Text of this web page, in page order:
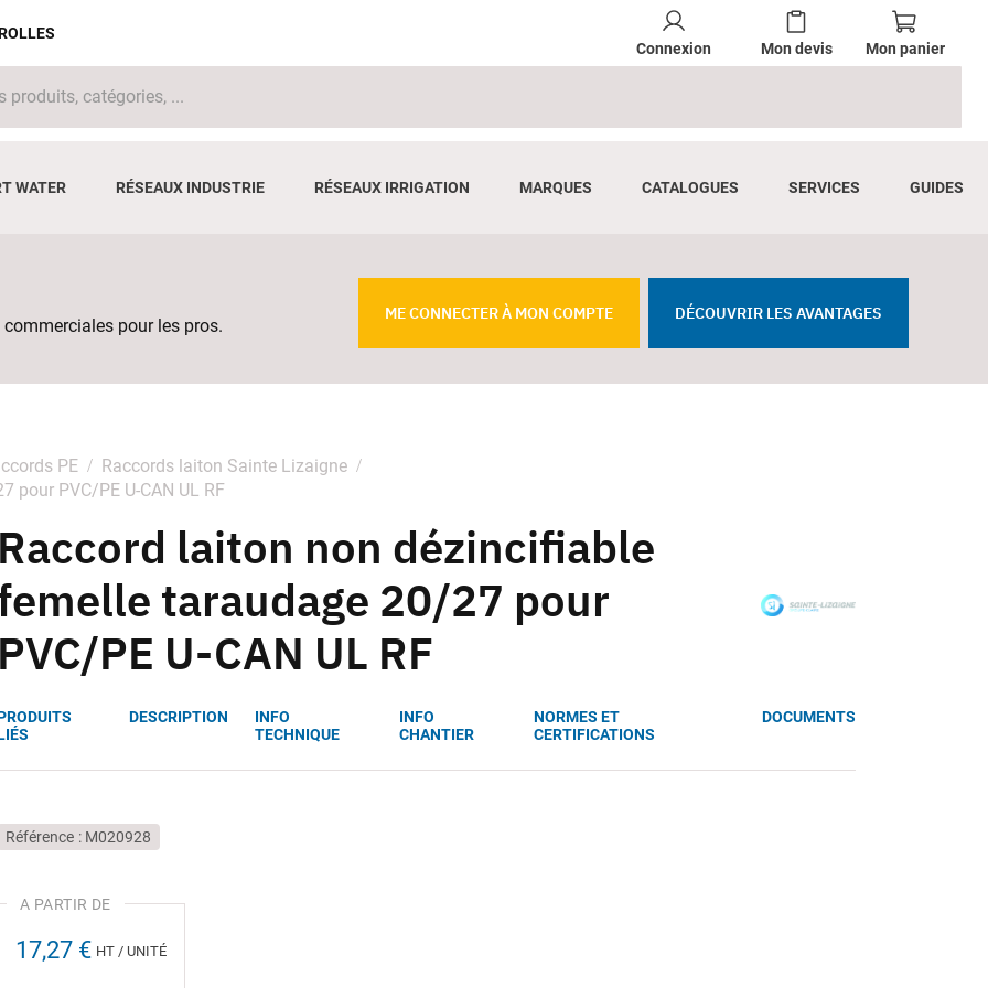
Connexion Mon devis Mon panier
WATER RÉSEAUX INDUSTRIE RÉSEAUX IRRIGATION MARQUES CATALOGUES SERVICES GUIDES
pour les pros.
ME CONNECTER À MON COMPTE DÉCOUVRIR LES AVANTAGES
PE
Raccords laiton Sainte Lizaigne
PVC/PE U-CAN UL RF
Raccord laiton non dézincifiable
taraudage 20/27 pour
PVC/PE U-CAN UL RF
DESCRIPTION
INFO
TECHNIQUE
INFO
CHANTIER
NORMES ET
CERTIFICATIONS
DOCUMENTS
Référence M020928
17,27 € HT / UNITÉ